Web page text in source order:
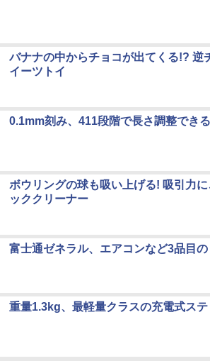
バナナの中からチョコが出てくる!? 逆
イーツトイ
0.1mm刻み、411段階で長さ調整でき
ボウリングの球も吸い上げる! 吸引力
ッククリーナー
富士通ゼネラル、エアコンなど3品目
重量1.3kg、最軽量クラスの充電式ス